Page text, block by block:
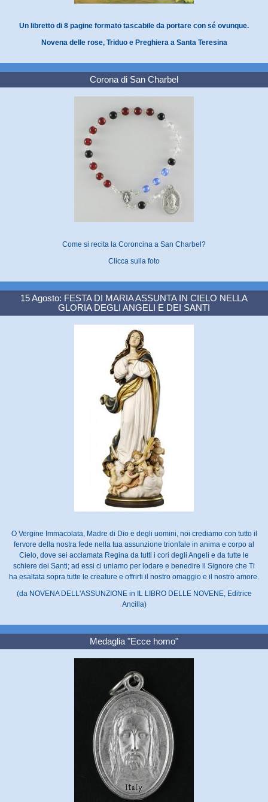
Un libretto di 8 pagine formato tascabile da portare con sé ovunque.
Novena delle rose, Triduo e Preghiera a Santa Teresina
Corona di San Charbel
Come si recita la Coroncina a San Charbel?
Clicca sulla foto
15 Agosto: FESTA DI MARIA ASSUNTA IN CIELO NELLA
GLORIA DEGLI ANGELI E DEI SANTI
O Vergine Immacolata, Madre di Dio e degli uomini, noi crediamo con tutto il
fervore della nostra fede nella tua assunzione trionfale in anima e corpo al
Cielo, dove sei acclamata Regina da tutti i cori degli Angeli e da tutte le
schiere dei Santi; ad essi ci uniamo per lodare e benedire il Signore che Ti
ha esaltata sopra tutte le creature e offrirti il nostro omaggio e il nostro amore.
(da NOVENA DELL'ASSUNZIONE in IL LIBRO DELLE NOVENE, Editrice
Ancilla)
Medaglia "Ecce homo"